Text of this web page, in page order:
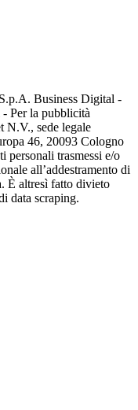
Business Digital -
Per la pubblicità
N.V., sede legale
46, 20093 Cologno
personali trasmessi e/o
all’addestramento di
È altresì fatto divieto
data scraping.